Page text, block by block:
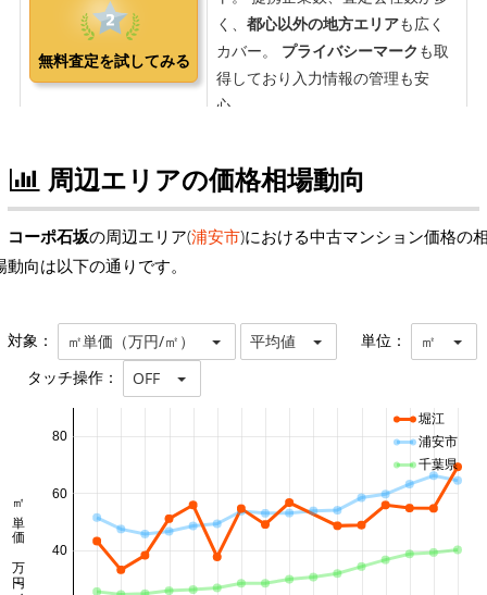
周辺エリアの価格相場動向
コーポ石坂の周辺エリア(浦安市)における中古マンション価格の
動向は以下の通りです。
対象： ㎡単価（万円/㎡） 平均値 単位： ㎡
タッチ操作： OFF
40
60
80
㎡単価 万円/㎡
堀江
浦安市
千葉県